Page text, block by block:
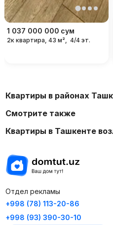
1 037 000 000 сум
2к квартира, 43 м², 4/4 эт.
Квартиры в районах
Смотрите также
Квартиры в Ташкенте
Отдел рекламы
+998 (78) 113-20-86
+998 (93) 390-30-10